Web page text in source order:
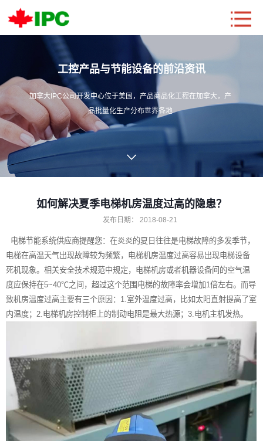
工控产品与节能设备的前沿资讯
加拿大IPC公司开发中心位于美国，产品商品化工程在加拿大，产
品批量化生产分布世界各地
如何解决夏季电梯机房温度过高的隐患？
发布日期： 2018-08-21
电梯节能系统供应商提醒您：在炎炎的夏日往往是电梯故障的多发季节，
电梯在高温天气出现故障较为频繁，电梯机房温度过高容易出现电梯设备
死机现象。相关安全技术规范中规定，电梯机房或者机器设备间的空气温
度应保持在5~40℃之间，超过这个范围电梯的故障率会增加1倍左右。而导
致机房温度过高主要有三个原因：1.室外温度过高，比如太阳直射提高了室
内温度；2.电梯机房控制柜上的制动电阻是最大热源；3.电机主机发热。